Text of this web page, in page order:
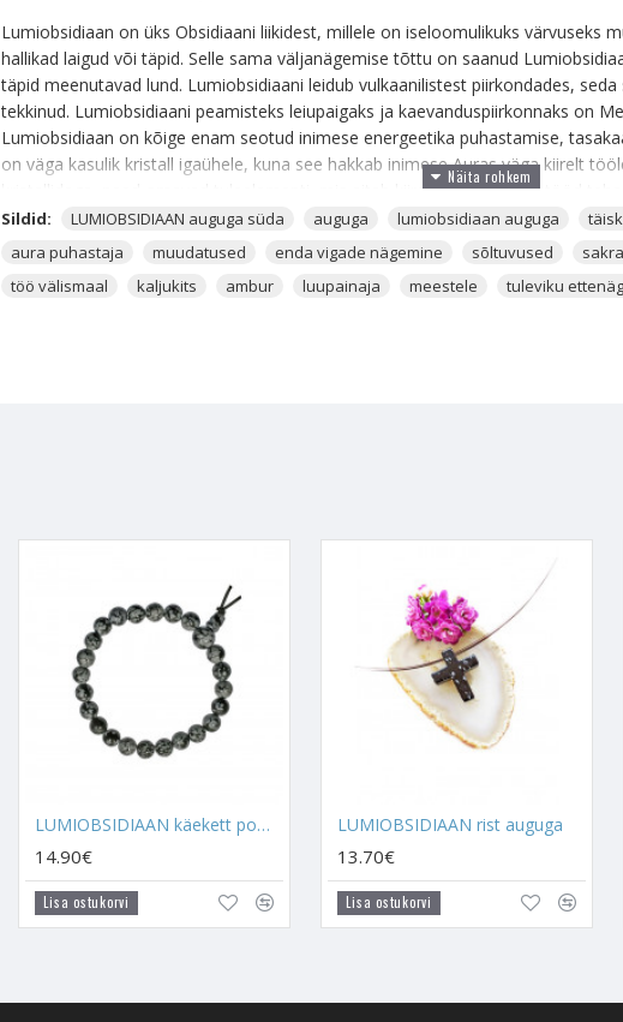
Lumiobsidiaan on üks Obsidiaani liikidest, millele on iseloomulikuks värvuseks
hallikad laigud või täpid. Selle sama väljanägemise tõttu on saanud
täpid meenutavad lund. Lumiobsidiaani leidub vulkaanilistest piirkondades,
tekkinud. Lumiobsidiaani peamisteks leiupaigaks ja kaevanduspiirkonnaks on
Lumiobsidiaan on kõige enam seotud inimese energeetika puhastamise,
on väga kasulik kristall igaühele, kuna see hakkab inimese Auras väga kiirelt
kristallidega, need omavad tuleelementi, mis aitab kiirelt sellel kristallil tööd teha.
Lumiobsidiaan on kristall, mis kaitseb sind Täiskuu
ärevaks tegeva energia
üleüldse omavad sinu üle väga tugevat mõjutust ja sa tunned Täiskuu ajal end
segatud või oled tavapärasest impulsiivsem, siis Lumiobsidiaan on sulle väga
negatiivne mõte, tervendab Lumiobsidiaan selle kohe ära. Kui see kristall on
lõpuks sinu kõik pessimistlikud ja sind ennast kurvaks muutvad mõtted ära
kasulik, kui ollakse sellises perioodis, kus tuju ei ole alati kõige positiivsem ja
Lumiobsidiaan on väga kasulikuks kristalliks Hingesugulase
leidmisel. See on
ise valesti teed, et te ei kohtu. Lumiobsidiaan õpetab inimest endasse
olema aus enda vastu. Lumiobsidiaan olgu kindlasti sinu lähedal ajal, mil ootad
pruugi täna teada, mis on see, mida sa alateadlikult valesti teed, et enda ja
SÜDAME SÜMBOLILon oma tähendus ning kui seda kombineerida kristalliga,
omadused. Südame kuju sümboliseerib armastust, usaldust, kirge, ühtsust,
Nõiad kasutavad südame sümbolit armastuse ja suhete tugevdamise
SÜDA JA LUMIOBSIDIAAN:
käitumist. See aitab neil lastel end paremini tunda, maailma kurvemat poolt
Sildid: LUMIOBSIDIAAN auguga süda auguga lumiobsidiaan auguga
aura puhastaja
muudatused enda vigade nägemine sõltuvused
töö välismaal
kaljukits ambur luupainaja meestele tuleviku
LUMIOBSIDIAAN käekett power
14.90€
Lisa ostukorvi
LUMIOBSIDIAAN rist auguga
13.70€
Lisa ostukorvi